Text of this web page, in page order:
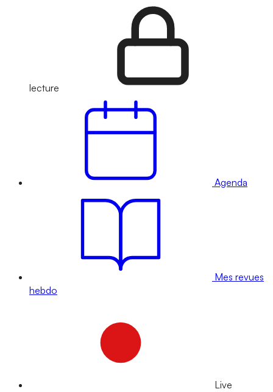
lecture
Agenda
Mes revues
hebdo
Live